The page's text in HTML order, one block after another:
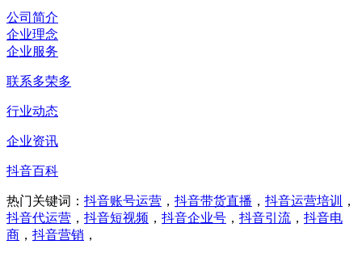
公司简介
企业理念
企业服务
联系多荣多
行业动态
企业资讯
抖音百科
热门关键词： 抖音账号运营 ， 抖音带货直播 ， 抖音运营培训
，
抖音代运营 ， 抖音短视频 ， 抖音企业号 ， 抖音引流 ， 抖音电
商 ， 抖音营销 ，